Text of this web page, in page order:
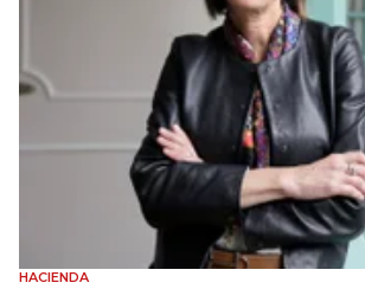
HACIENDA